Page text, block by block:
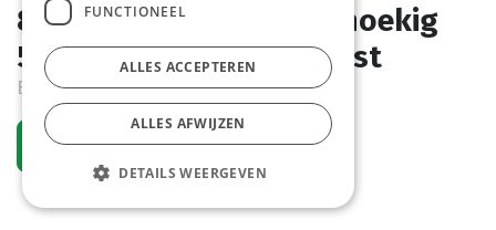
878101 Dienblad Rechthoekig
530 x 325 mm Antislip 1st
Bestelartikel
Vraag een account aan
FUNCTIONEEL
ALLES ACCEPTEREN
ALLES AFWIJZEN
DETAILS WEERGEVEN